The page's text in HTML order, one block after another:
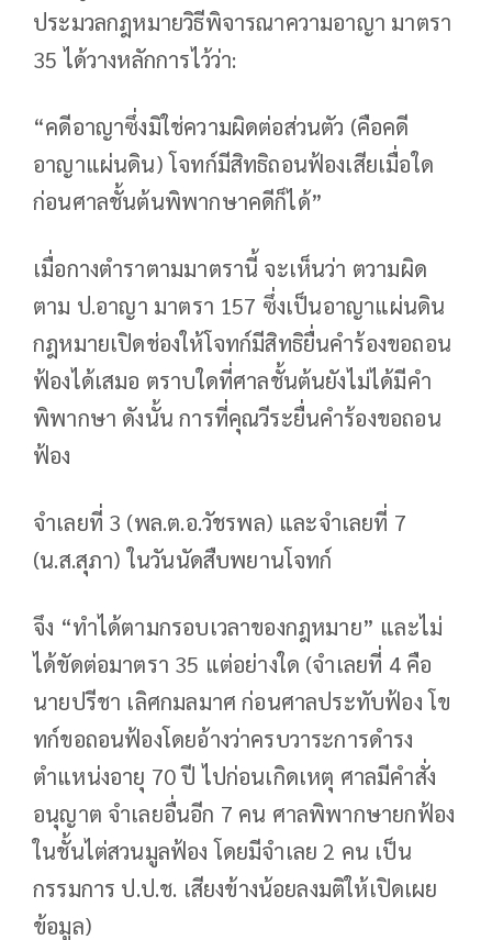
ประมวลกฎหมายวิธีพิจารณาความอาญา มาตรา
35 ได้วางหลักการไว้ว่า:
“คดีอาญาซึ่งมิใช่ความผิดต่อส่วนตัว (คือคดี
อาญาแผ่นดิน) โจทก์มีสิทธิถอนฟ้องเสียเมื่อใด
ก่อนศาลชั้นต้นพิพากษาคดีก็ได้”
เมื่อกางตำราตามมาตรานี้ จะเห็นว่า ตวามผิด
ตาม ป.อาญา มาตรา 157 ซึ่งเป็นอาญาแผ่นดิน
กฎหมายเปิดช่องให้โจทก์มีสิทธิยื่นคำร้องขอถอน
ฟ้องได้เสมอ ตราบใดที่ศาลชั้นต้นยังไม่ได้มีคำ
พิพากษา ดังนั้น การที่คุณวีระยื่นคำร้องขอถอน
ฟ้อง
จำเลยที่ 3 (พล.ต.อ.วัชรพล) และจำเลยที่ 7
(น.ส.สุภา) ในวันนัดสืบพยานโจทก์
จึง “ทำได้ตามกรอบเวลาของกฎหมาย” และไม่
ได้ขัดต่อมาตรา 35 แต่อย่างใด (จำเลยที่ 4 คือ
นายปรีชา เลิศกมลมาศ ก่อนศาลประทับฟ้อง โข
ทก์ขอถอนฟ้องโดยอ้างว่าครบวาระการดำรง
ตำแหน่งอายุ 70 ปี ไปก่อนเกิดเหตุ ศาลมีคำสั่ง
อนุญาต จำเลยอื่นอีก 7 คน ศาลพิพากษายกฟ้อง
ในชั้นไต่สวนมูลฟ้อง โดยมีจำเลย 2 คน เป็น
กรรมการ ป.ป.ช. เสียงข้างน้อยลงมติให้เปิดเผย
ข้อมูล)